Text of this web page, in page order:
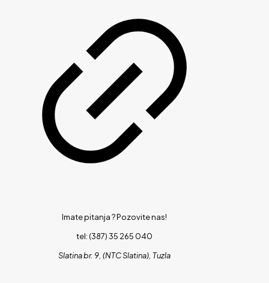
Imate pitanja ?Pozovite nas!
tel: (387) 35 265 040
Slatina br. 9, (NTC Slatina), Tuzla